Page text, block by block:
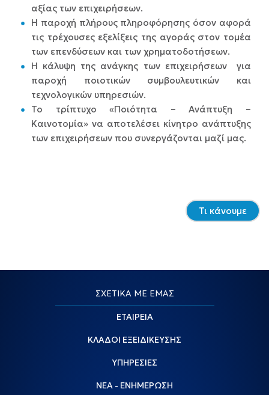
αξίας των επιχειρήσεων.
Η παροχή πλήρους πληροφόρησης όσον αφορά
τις τρέχουσες εξελίξεις της αγοράς στον τομέα
των επενδύσεων και των χρηματοδοτήσεων.
Η κάλυψη της ανάγκης των επιχειρήσεων για
παροχή ποιοτικών συμβουλευτικών και
τεχνολογικών υπηρεσιών.
Το τρίπτυχο «Ποιότητα – Ανάπτυξη –
Καινοτομία» να αποτελέσει κίνητρο ανάπτυξης
των επιχειρήσεων που συνεργάζονται μαζί μας.
Τι κάνουμε
ΣΧΕΤΙΚΑ ΜΕ ΕΜΑΣ
ΕΤΑΙΡΕΙΑ
ΚΛΑΔΟΙ ΕΞΕΙΔΙΚΕΥΣΗΣ
ΥΠΗΡΕΣΙΕΣ
ΝΕΑ - ΕΝΗΜΕΡΩΣΗ